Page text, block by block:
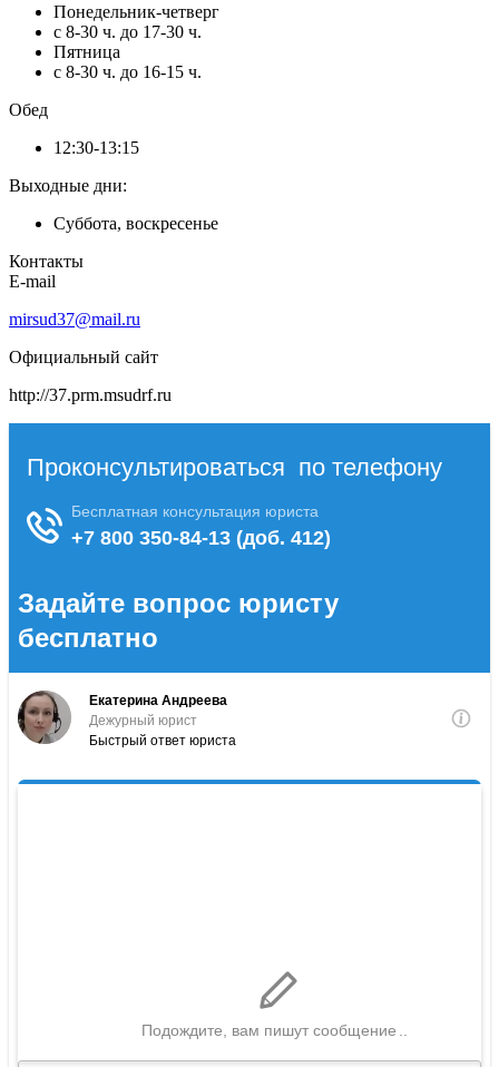
Понедельник-четверг
с 8-30 ч. до 17-30 ч.
Пятница
с 8-30 ч. до 16-15 ч.
Обед
12:30-13:15
Выходные дни:
Суббота, воскресенье
Контакты
E-mail
mirsud37@mail.ru
Официальный сайт
http://37.prm.msudrf.ru